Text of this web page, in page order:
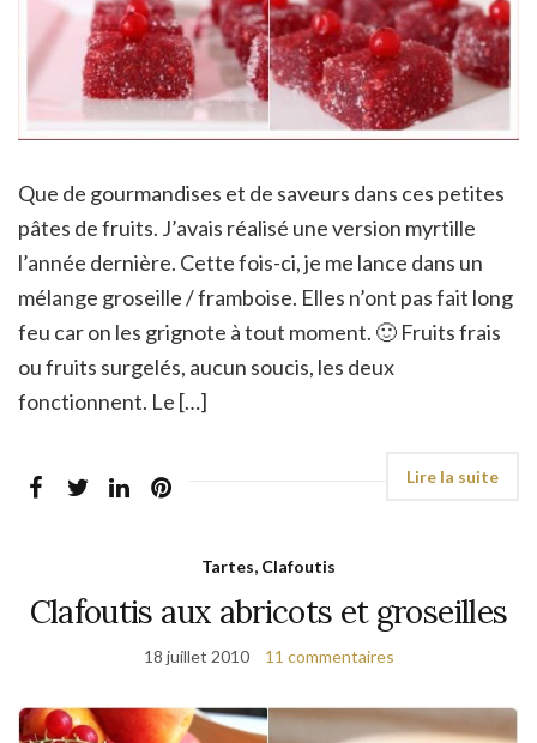
Que de gourmandises et de saveurs dans ces petites
pâtes de fruits. J’avais réalisé une version myrtille
l’année dernière. Cette fois-ci, je me lance dans un
mélange groseille / framboise. Elles n’ont pas fait long
feu car on les grignote à tout moment. 🙂 Fruits frais
ou fruits surgelés, aucun soucis, les deux
fonctionnent. Le […]
Tartes, Clafoutis
Clafoutis aux abricots et groseilles
18 juillet 2010 11 commentaires